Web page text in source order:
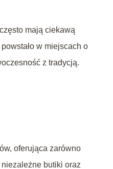
mają ciekawą
w miejscach o
z tradycją.
oferująca zarówno
butiki oraz